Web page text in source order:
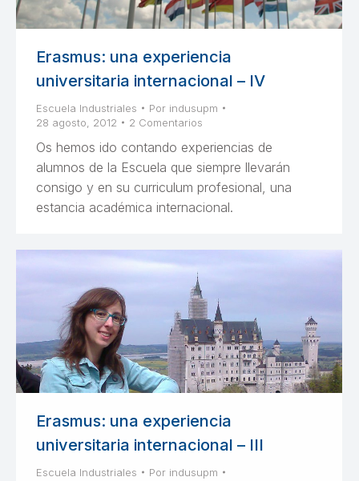
Erasmus: una experiencia
universitaria internacional – IV
Escuela Industriales Por indusupm
28 agosto, 2012
2 Comentarios
Os hemos ido contando experiencias de
alumnos de la Escuela que siempre llevarán
consigo y en su curriculum profesional, una
estancia académica internacional.
Erasmus: una experiencia
universitaria internacional – III
Escuela Industriales Por indusupm